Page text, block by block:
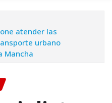
atender las
urbano
Mancha